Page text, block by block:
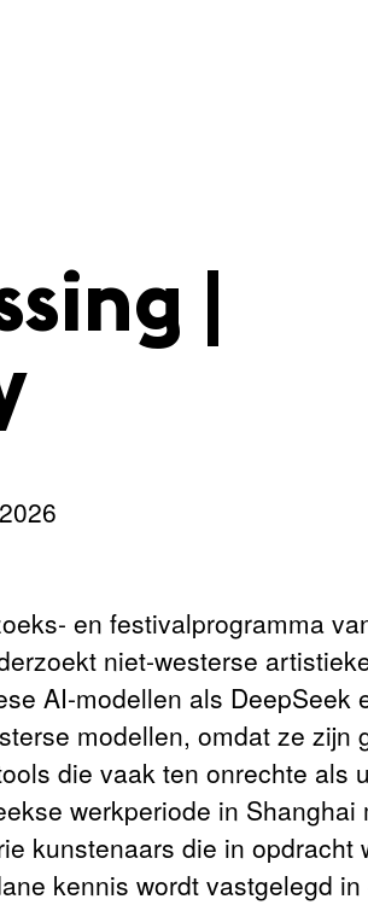
|
2026
en festivalprogramma
niet-westerse
AI-modellen als DeepSeek
modellen, omdat ze zijn
die vaak ten onrechte als
werkperiode in Shanghai
kunstenaars die in opdracht
kennis wordt vastgelegd